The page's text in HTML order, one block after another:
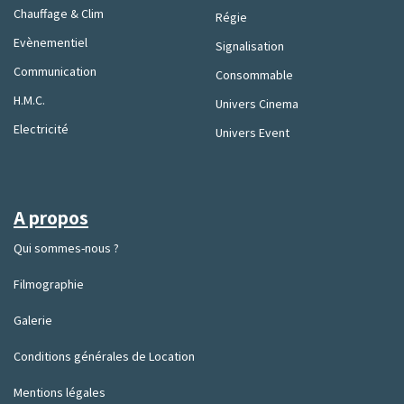
A propos
Qui sommes-nous ?
Filmographie
Galerie
Conditions générales de Location
Mentions légales
Régie
Signalisation
Consommable
Univers Cinema
Univers Event
Chauffage & Clim
Evènementiel
Communication
H.M.C.
Electricité